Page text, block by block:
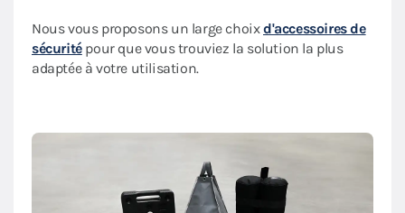
Nous vous proposons un large choixd'accessoires de
sécuritépour que vous trouviez la solution la plus
adaptée à votre utilisation.